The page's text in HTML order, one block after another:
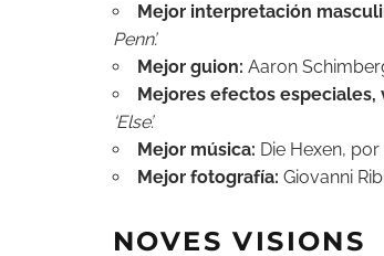
Mejor interpretación
Penn’.
Mejor guion: Aaron
Mejores efectos especiales,
‘Else’.
Mejor música: Die Hexen, por
Mejor fotografía: Giovanni
NOVES VISIONS